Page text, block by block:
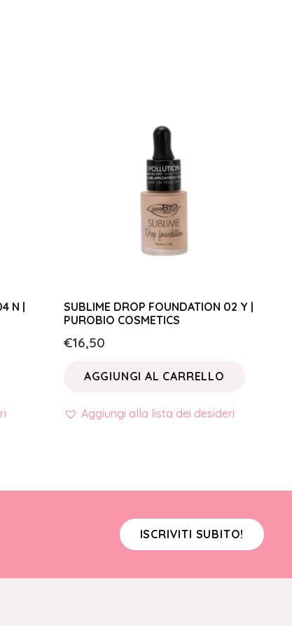
N |
SUBLIME DROP FOUNDATION 02 Y |
PUROBIO COSMETICS
€16,50
AGGIUNGI AL CARRELLO
Aggiungi alla lista dei desideri
ISCRIVITI SUBITO!